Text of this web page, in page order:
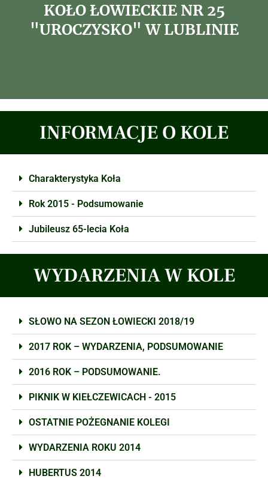
KOŁO ŁOWIECKIE NR 25
"UROCZYSKO" W LUBLINIE
INFORMACJE O KOLE
Charakterystyka Koła
Rok 2015 - Podsumowanie
Jubileusz 65-lecia Koła
WYDARZENIA W KOLE
SŁOWO NA SEZON ŁOWIECKI 2018/19
2017 ROK – WYDARZENIA, PODSUMOWANIE
2016 ROK – PODSUMOWANIE.
PIKNIK W KIEŁCZEWICACH - 2015
OSTATNIE POŻEGNANIE KOLEGI
WYDARZENIA ROKU 2014
HUBERTUS 2014